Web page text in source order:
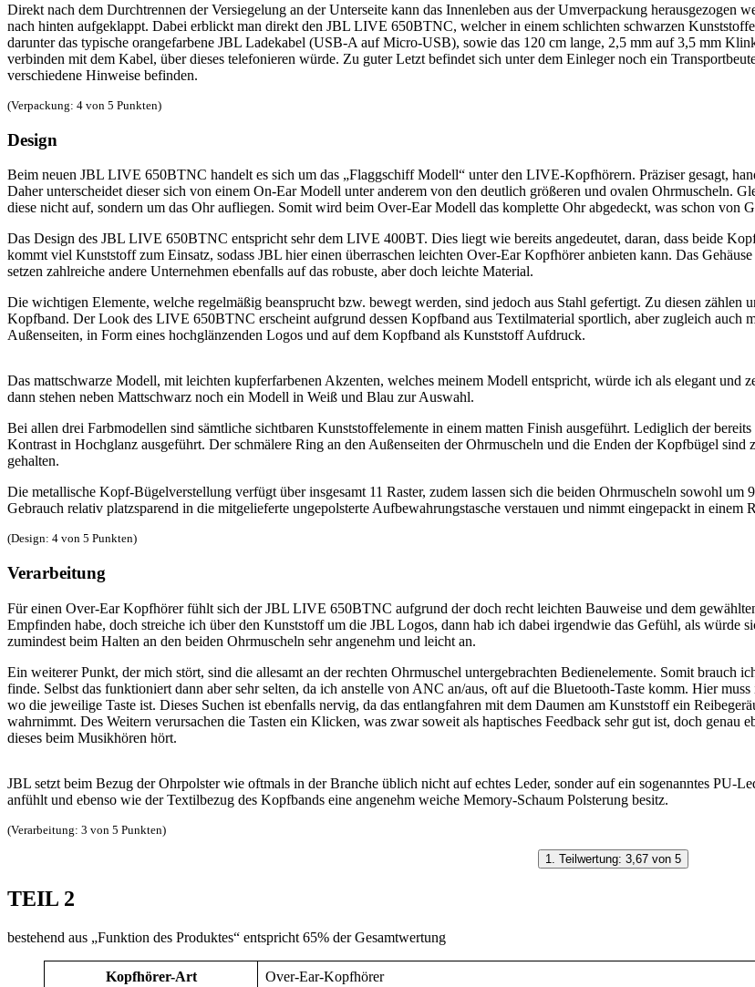
Direkt nach dem Durchtrennen der Versiegelung an der Unterseite kann das Innenleben aus der Umverpackung
nach hinten aufgeklappt. Dabei erblickt man direkt den JBL LIVE 650BTNC, welcher in einem schlichten schwarzen
darunter das typische orangefarbene JBL Ladekabel (USB-A auf Micro-USB), sowie das 120 cm lange, 2,5 mm auf 3,5 mm
verbinden mit dem Kabel, über dieses telefonieren würde. Zu guter Letzt befindet sich unter dem Einleger noch ein
verschiedene Hinweise befinden.
(Verpackung: 4 von 5 Punkten)
Design
Beim neuen JBL LIVE 650BTNC handelt es sich um das „Flaggschiff Modell“ unter den LIVE-Kopfhörern. Präziser gesagt,
Daher unterscheidet dieser sich von einem On-Ear Modell unter anderem von den deutlich größeren und ovalen Ohrmuscheln.
diese nicht auf, sondern um das Ohr aufliegen. Somit wird beim Over-Ear Modell das komplette Ohr abgedeckt, was schon von
Das Design des JBL LIVE 650BTNC entspricht sehr dem LIVE 400BT. Dies liegt wie bereits angedeutet, daran, dass beide
kommt viel Kunststoff zum Einsatz, sodass JBL hier einen überraschen leichten Over-Ear Kopfhörer anbieten kann. Das
setzen zahlreiche andere Unternehmen ebenfalls auf das robuste, aber doch leichte Material.
Die wichtigen Elemente, welche regelmäßig beansprucht bzw. bewegt werden, sind jedoch aus Stahl gefertigt. Zu diesen zählen
Kopfband. Der Look des LIVE 650BTNC erscheint aufgrund dessen Kopfband aus Textilmaterial sportlich, aber zugleich auch
Außenseiten, in Form eines hochglänzenden Logos und auf dem Kopfband als Kunststoff Aufdruck.
Das mattschwarze Modell, mit leichten kupferfarbenen Akzenten, welches meinem Modell entspricht, würde ich als elegant und
dann stehen neben Mattschwarz noch ein Modell in Weiß und Blau zur Auswahl.
Bei allen drei Farbmodellen sind sämtliche sichtbaren Kunststoffelemente in einem matten Finish ausgeführt. Lediglich der
Kontrast in Hochglanz ausgeführt. Der schmälere Ring an den Außenseiten der Ohrmuscheln und die Enden der Kopfbügel
gehalten.
Die metallische Kopf-Bügelverstellung verfügt über insgesamt 11 Raster, zudem lassen sich die beiden Ohrmuscheln sowohl
Gebrauch relativ platzsparend in die mitgelieferte ungepolsterte Aufbewahrungstasche verstauen und nimmt eingepackt in einem
(Design: 4 von 5 Punkten)
Verarbeitung
Für einen Over-Ear Kopfhörer fühlt sich der JBL LIVE 650BTNC aufgrund der doch recht leichten Bauweise und dem
Empfinden habe, doch streiche ich über den Kunststoff um die JBL Logos, dann hab ich dabei irgendwie das Gefühl, als
zumindest beim Halten an den beiden Ohrmuscheln sehr angenehm und leicht an.
Ein weiterer Punkt, der mich stört, sind die allesamt an der rechten Ohrmuschel untergebrachten Bedienelemente. Somit brauch
finde. Selbst das funktioniert dann aber sehr selten, da ich anstelle von ANC an/aus, oft auf die Bluetooth-Taste komm. Hier
wo die jeweilige Taste ist. Dieses Suchen ist ebenfalls nervig, da das entlangfahren mit dem Daumen am Kunststoff ein
wahrnimmt. Des Weitern verursachen die Tasten ein Klicken, was zwar soweit als haptisches Feedback sehr gut ist, doch genau
dieses beim Musikhören hört.
JBL setzt beim Bezug der Ohrpolster wie oftmals in der Branche üblich nicht auf echtes Leder, sonder auf ein sogenanntes PU-
anfühlt und ebenso wie der Textilbezug des Kopfbands eine angenehm weiche Memory-Schaum Polsterung besitz.
(Verarbeitung: 3 von 5 Punkten)
1. Teilwertung: 3,67 von 5
TEIL 2
bestehend aus „Funktion des Produktes“ entspricht 65% der Gesamtwertung
Kopfhörer-Art Over-Ear-Kopfhörer